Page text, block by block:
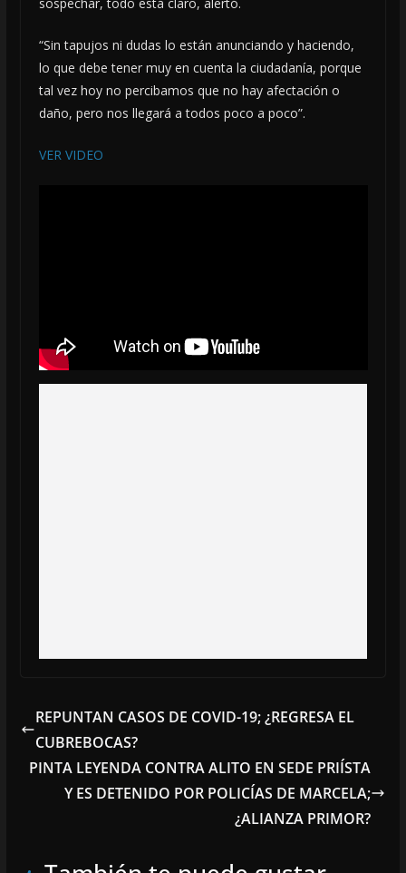
“Sin tapujos ni dudas lo están anunciando y haciendo,
lo que debe tener muy en cuenta la ciudadanía, porque
tal vez hoy no percibamos que no hay afectación o
daño, pero nos llegará a todos poco a poco”.
VER VIDEO
REPUNTAN CASOS DE COVID-19; ¿REGRESA EL
CUBREBOCAS?
PINTA LEYENDA CONTRA ALITO EN SEDE PRIÍSTA
Y ES DETENIDO POR POLICÍAS DE MARCELA;
¿ALIANZA PRIMOR?